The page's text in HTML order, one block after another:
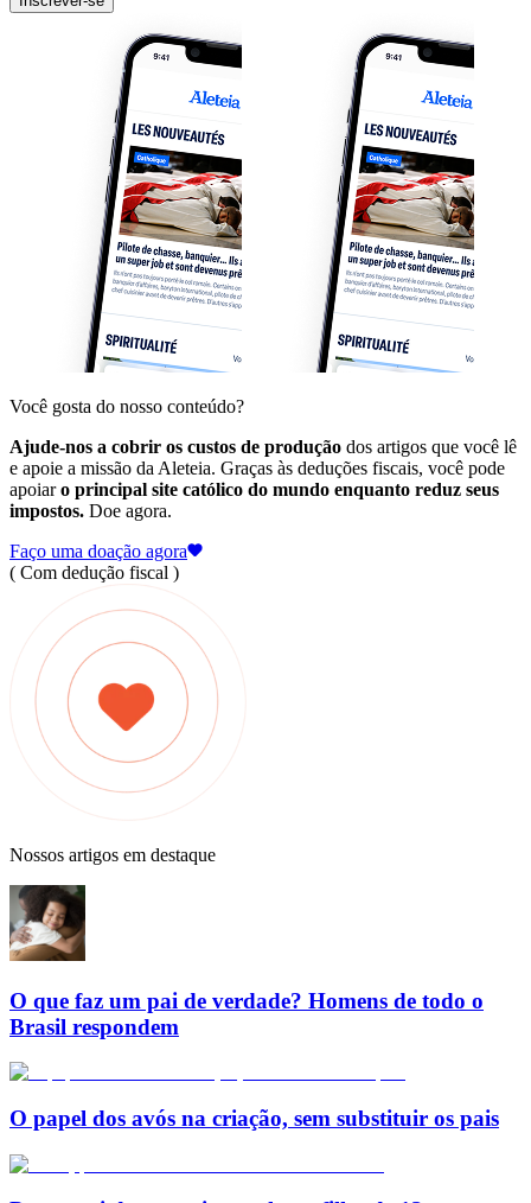
Você gosta do nosso conteúdo?
Ajude-nos a cobrir os custos de produção dos artigos que você lê
e apoie a missão da Aleteia. Graças às deduções fiscais, você pode
apoiaro principal site católico do mundo enquanto reduz seus
impostos. Doe agora.
Faço uma doação agora
( Com dedução fiscal )
Nossos artigos em destaque
O que faz um pai de verdade? Homens de todo o
Brasil respondem
O papel dos avós na criação, sem substituir os pais